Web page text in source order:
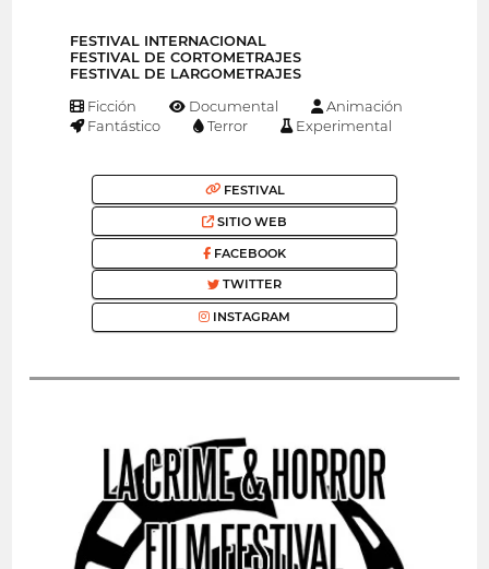
FESTIVAL INTERNACIONAL
FESTIVAL DE CORTOMETRAJES
FESTIVAL DE LARGOMETRAJES
Ficción Documental
Animación
Fantástico
Terror Experimental
FESTIVAL
SITIO WEB
FACEBOOK
TWITTER
INSTAGRAM